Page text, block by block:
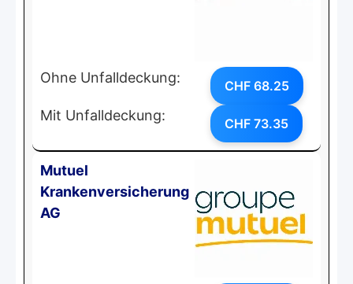
Ohne Unfalldeckung: CHF 68.25
Mit Unfalldeckung: CHF 73.35
Mutuel
Krankenversicherung
AG